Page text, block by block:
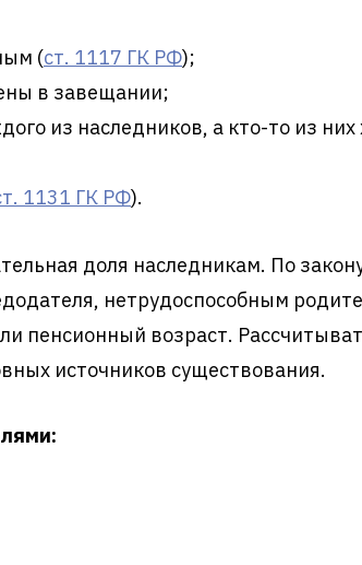
(ст. 1117 ГК РФ);
в завещании;
из наследников, а кто-то из них
1131 ГК РФ).
доля наследникам. По
нетрудоспособным
пенсионный возраст.
источников существования.